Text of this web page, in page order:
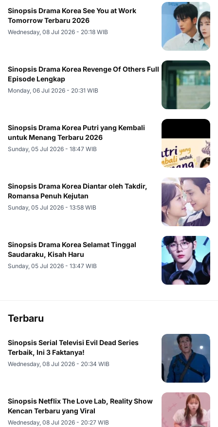
Sinopsis Drama Korea See You at Work
Tomorrow Terbaru 2026
Wednesday, 08 Jul 2026 - 20:18 WIB
Sinopsis Drama Korea Revenge Of Others Full
Episode Lengkap
Monday, 06 Jul 2026 - 20:31 WIB
Sinopsis Drama Korea Putri yang Kembali
untuk Menang Terbaru 2026
Sunday, 05 Jul 2026 - 18:47 WIB
Sinopsis Drama Korea Diantar oleh Takdir,
Romansa Penuh Kejutan
Sunday, 05 Jul 2026 - 13:58 WIB
Sinopsis Drama Korea Selamat Tinggal
Saudaraku, Kisah Haru
Sunday, 05 Jul 2026 - 13:47 WIB
Terbaru
Sinopsis Serial Televisi Evil Dead Series
Terbaik, Ini 3 Faktanya!
Wednesday, 08 Jul 2026 - 20:34 WIB
Sinopsis Netflix The Love Lab, Reality Show
Kencan Terbaru yang Viral
Wednesday, 08 Jul 2026 - 20:27 WIB